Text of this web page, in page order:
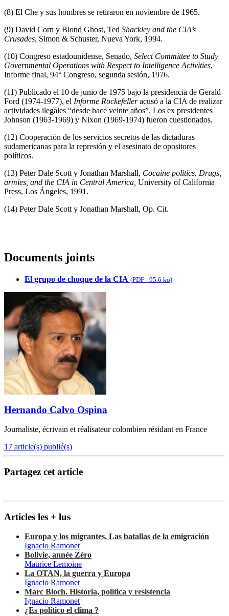
(8) El Che y sus hombres se retiraron en noviembre de 1965.
(9) David Corn y Blond Ghost, Ted Shackley and the CIA’s
Crusades, Simon & Schuster, Nueva York, 1994.
(10) Congreso estadounidense, Senado, Select Committee to Study
Governmental Operations with Respect to Intelligence Activities,
Informe final, 94° Congreso, segunda sesión, 1976.
(11) Publicado el 10 de junio de 1975 bajo la presidencia de Gerald
Ford (1974-1977), el Informe Rockefelleracusó a la CIA de realizar
actividades ilegales “desde hace veinte años”. Los ex presidentes
Johnson (1963-1969) y Nixon (1969-1974) fueron cuestionados.
(12) Cooperación de los servicios secretos de las dictaduras
sudamericanas para la represión y el asesinato de opositores
políticos.
(13) Peter Dale Scott y Jonathan Marshall, Cocaine politics. Drugs,
armies, and the CIA in Central America, University of California
Press, Los Ángeles, 1991.
(14) Peter Dale Scott y Jonathan Marshall, Op. Cit.
Documents joints
El grupo de choque de la CIA (PDF - 95.6 ko)
Hernando Calvo Ospina
Journaliste, écrivain et réalisateur colombien résidant en France
17 article(s) publié(s)
Partagez cet article
Articles les + lus
Europa y los migrantes. Las batallas de la emigración
Ignacio Ramonet
Bolivie, année Zéro
Maurice Lemoine
La OTAN, la guerra y Europa
Ignacio Ramonet
Marc Bloch. Historia, política y resistencia
Ignacio Ramonet
¿Es político el clima ?